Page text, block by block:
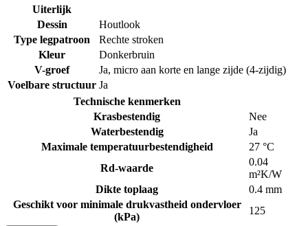
Uiterlijk
Dessin
Houtlook
Type legpatroon
Rechte stroken
Kleur
Donkerbruin
V-groef
Ja, micro aan korte en lange zijde (4-zijdig)
Voelbare structuur Ja
Technische kenmerken
Krasbestendig
Nee
Waterbestendig
Ja
Maximale temperatuurbestendigheid
27 °C
Rd-waarde
0.04
m²K/W
Dikte toplaag
0.4 mm
Geschikt voor minimale drukvastheid ondervloer
(kPa)
125